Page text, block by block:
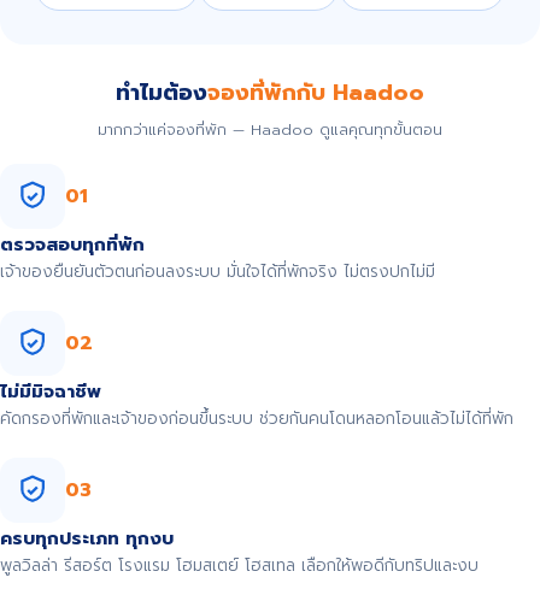
ทำไมต้องจองที่พักกับ Haadoo
มากกว่าแค่จองที่พัก — Haadoo ดูแลคุณทุกขั้นตอน
01
ตรวจสอบทุกที่พัก
เจ้าของยืนยันตัวตนก่อนลงระบบ มั่นใจได้ที่พักจริง ไม่ตรงปกไม่มี
02
ไม่มีมิจฉาชีพ
คัดกรองที่พักและเจ้าของก่อนขึ้นระบบ ช่วยกันคนโดนหลอกโอนแล้วไม่ได้ที่พัก
03
ครบทุกประเภท ทุกงบ
พูลวิลล่า รีสอร์ต โรงแรม โฮมสเตย์ โฮสเทล เลือกให้พอดีกับทริปและงบ